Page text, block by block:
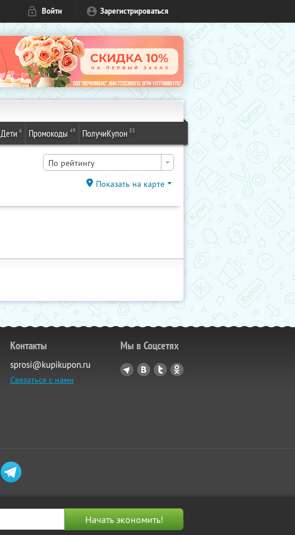
Войти Зарегистрироваться
Дети 6 Промокоды 49 ПолучиКупон 85
По рейтингу
Показать на карте
Контакты
sprosi@kupikupon.ru
Связаться с нами
Мы в Соцсетях